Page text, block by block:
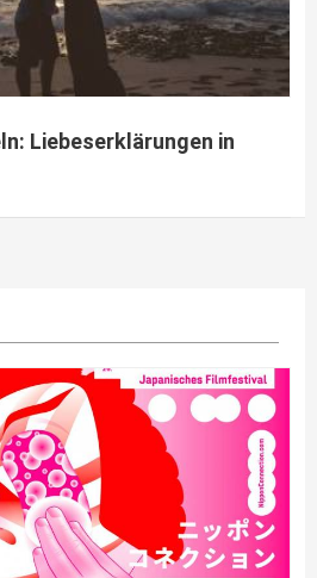
Liebeserklärungen in